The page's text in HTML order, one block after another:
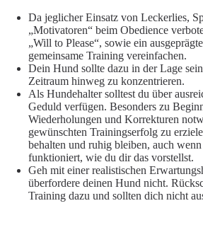
Da jeglicher Einsatz von Leckerlies,
„Motivatoren“ beim Obedience
„Will to Please“, sowie ein
gemeinsame Training vereinfachen.
Dein Hund sollte dazu in der Lage
Zeitraum hinweg zu konzentrieren.
Als Hundehalter solltest du über
Geduld verfügen. Besonders zu
Wiederholungen und Korrekturen
gewünschten Trainingserfolg zu
behalten und ruhig bleiben, auch
funktioniert, wie du dir das vorstellst.
Geh mit einer realistischen
überfordere deinen Hund nicht.
Training dazu und sollten dich nicht